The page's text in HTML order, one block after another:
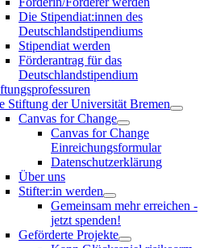
Die Stipendiat:innen des
Deutschlandstipendiums
Stipendiat werden
Förderantrag für das
Deutschlandstipendium
Stiftung der Universität Bremen
Canvas for Change
Canvas for Change
Einreichungsformular
Datenschutzerklärung
Über uns
Stifter:in werden
Gemeinsam mehr erreichen -
jetzt spenden!
Geförderte Projekte